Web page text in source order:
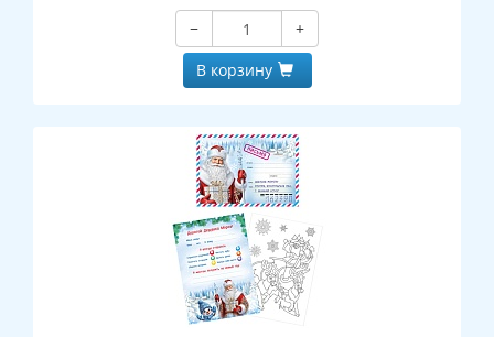
−
+
В корзину